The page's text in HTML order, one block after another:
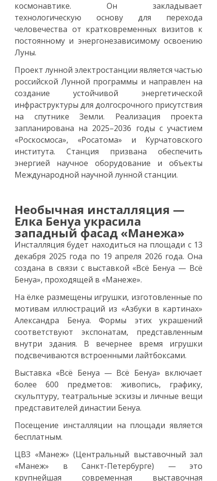
космонавтике. Он закладывает
технологическую основу для перехода
человечества от кратковременных визитов к
постоянному и энергонезависимому освоению
Луны.
Проект лунной электростанции является частью
российской Лунной программы и направлен на
создание устойчивой энергетической
инфраструктуры для долгосрочного присутствия
на спутнике Земли. Реализация проекта
запланирована на 2025–2036 годы с участием
«Роскосмоса», «Росатома» и Курчатовского
института. Станция призвана обеспечить
энергией научное оборудование и объекты
Международной научной лунной станции.
Необычная инсталляция —
Елка Бенуа украсила
западный фасад «Манежа»
Инсталляция будет находиться на площади с 13
декабря 2025 года по 19 апреля 2026 года. Она
создана в связи с выставкой «Всё Бенуа — Всё
Бенуа», проходящей в «Манеже».
На ёлке размещены игрушки, изготовленные по
мотивам иллюстраций из «Азбуки в картинах»
Александра Бенуа. Формы этих украшений
соответствуют экспонатам, представленным
внутри здания. В вечернее время игрушки
подсвечиваются встроенными лайтбоксами.
Выставка «Всё Бенуа — Всё Бенуа» включает
более 600 предметов: живопись, графику,
скульптуру, театральные эскизы и личные вещи
представителей династии Бенуа.
Посещение инсталляции на площади является
бесплатным.
ЦВЗ «Манеж» (Центральный выставочный зал
«Манеж» в Санкт-Петербурге) — это
крупнейшая современная выставочная